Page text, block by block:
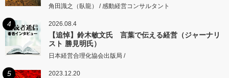
角田識之（臥龍） / 感動経営コンサルタント
4 2026.08.4
【追悼】鈴木敏文氏 言葉で伝える経営（ジャーナリ
スト 勝見明氏）
日本経営合理化協会出版局 /
5 2023.12.20